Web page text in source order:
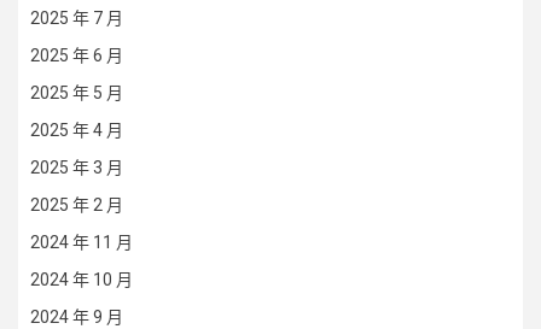
2025 年 7 月
2025 年 6 月
2025 年 5 月
2025 年 4 月
2025 年 3 月
2025 年 2 月
2024 年 11 月
2024 年 10 月
2024 年 9 月